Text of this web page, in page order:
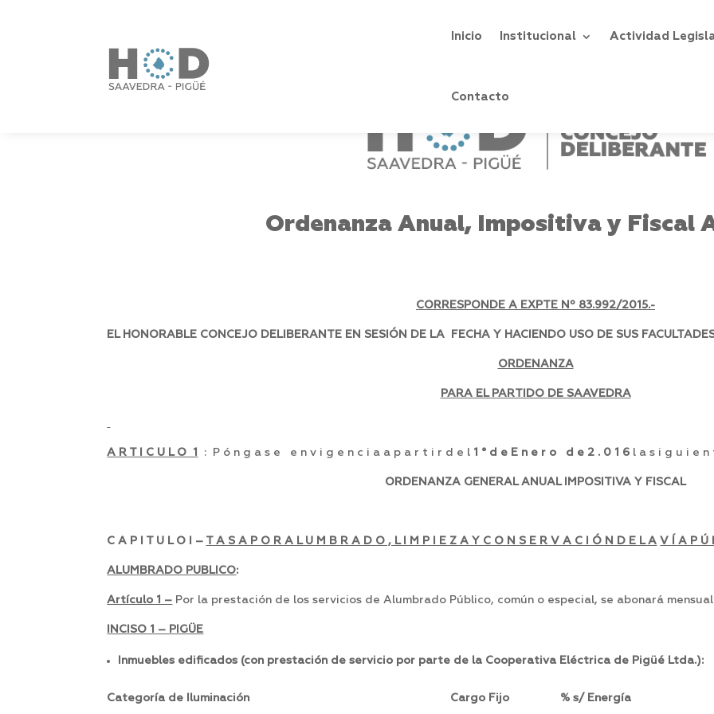
Inicio Institucional Actividad
Contacto
Ordenanza Anual, Impositiva y Fiscal
CORRESPONDE A EXPTE Nº 83.992/2015.-
EL HONORABLE CONCEJO DELIBERANTE EN SESIÓN DE LA FECHA Y HACIENDO USO DE SUS
ORDENANZA
PARA EL PARTIDO DE SAAVEDRA
A R T I C U L O 1 : P ó n g a s e e n v i g e n c i a a p a r t i r d e l 1 ° d e E n e r o d e 2 . 0 1 6 l a s i g u i e n
OR DENANZA GENERAL ANUAL IMPOSITIVA Y FISCAL
C A P I T U L O I – T A S A P O R A L U M B R A D O , L I M P I E Z A Y C O N S E R V A C I Ó N D E L A V Í A P Ú
ALUMBRADO PUBLICO:
Artículo 1 – Por la prestación de los servicios de Alumbrado Público, común o especial, se abonará
INCISO 1 – PIGÜE
Inmuebles edificados (con prestación de servicio por parte de la Cooperativa Eléctrica de Pigüé Ltda.):
Categoría de Iluminación Cargo Fijo % s/ Energía